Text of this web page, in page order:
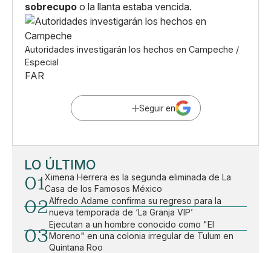
sobrecupo o la llanta estaba vencida.
Autoridades investigarán los hechos en Campeche /
Especial
FAR
Seguir en
LO ÚLTIMO
01Ximena Herrera es la segunda eliminada de La
Casa de los Famosos México
02Alfredo Adame confirma su regreso para la
nueva temporada de ‘La Granja VIP’
03
Ejecutan a un hombre conocido como "El
Moreno" en una colonia irregular de Tulum en
Quintana Roo